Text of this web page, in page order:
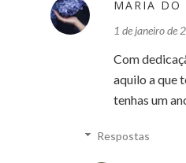
MARIA DO
1 de janeiro de
Com
aquilo a que
tenhas um
Respostas